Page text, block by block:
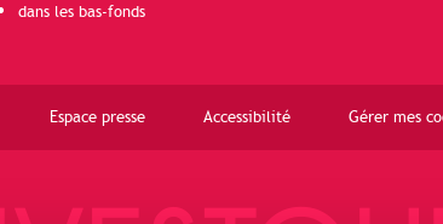
dans les bas-fonds
Espace presse Accessibilité Gérer mes